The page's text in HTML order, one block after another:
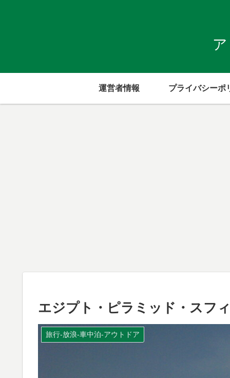
運営者情報 プライバシーポ
エジプト・ピラミッド・スフ
旅行-放浪-車中泊-アウトドア